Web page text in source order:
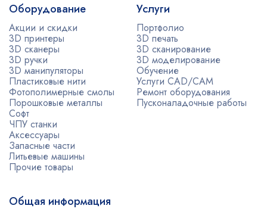
Оборудование
Акции и скидки
3D принтеры
3D сканеры
3D ручки
3D манипуляторы
Пластиковые нити
Фотополимерные смолы
Порошковые металлы
Софт
ЧПУ станки
Аксессуары
Запасные части
Литьевые машины
Прочие товары
Услуги
Портфолио
3D печать
3D сканирование
3D моделирование
Обучение
Услуги CAD/CAM
Ремонт оборудования
Пусконаладочные работы
Общая информация